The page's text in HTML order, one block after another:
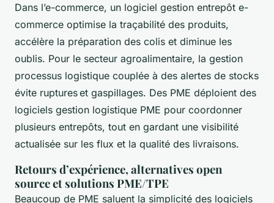
Dans l’e-commerce, un logiciel gestion entrepôt e-
commerce optimise la traçabilité des produits,
accélère la préparation des colis et diminue les
oublis. Pour le secteur agroalimentaire, la gestion
processus logistique couplée à des alertes de stocks
évite ruptures et gaspillages. Des PME déploient des
logiciels gestion logistique PME pour coordonner
plusieurs entrepôts, tout en gardant une visibilité
actualisée sur les flux et la qualité des livraisons.
Retours d’expérience, alternatives open
source et solutions PME/TPE
Beaucoup de PME saluent la simplicité des logiciels